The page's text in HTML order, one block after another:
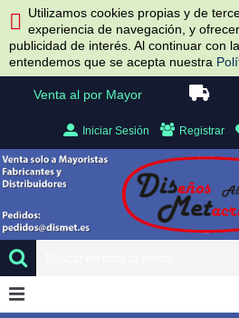
Utilizamos cookies propias y de
experiencia de navegación, y
publicidad de interés. Al continuar con
entendemos que se acepta nuestra
Venta al por Mayor
Iniciar Sesión Registrar